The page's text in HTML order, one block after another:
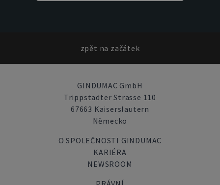
zpět na začátek
GINDUMAC GmbH
Trippstadter Strasse 110
67663 Kaiserslautern
Německo
O SPOLEČNOSTI GINDUMAC
KARIÉRA
NEWSROOM